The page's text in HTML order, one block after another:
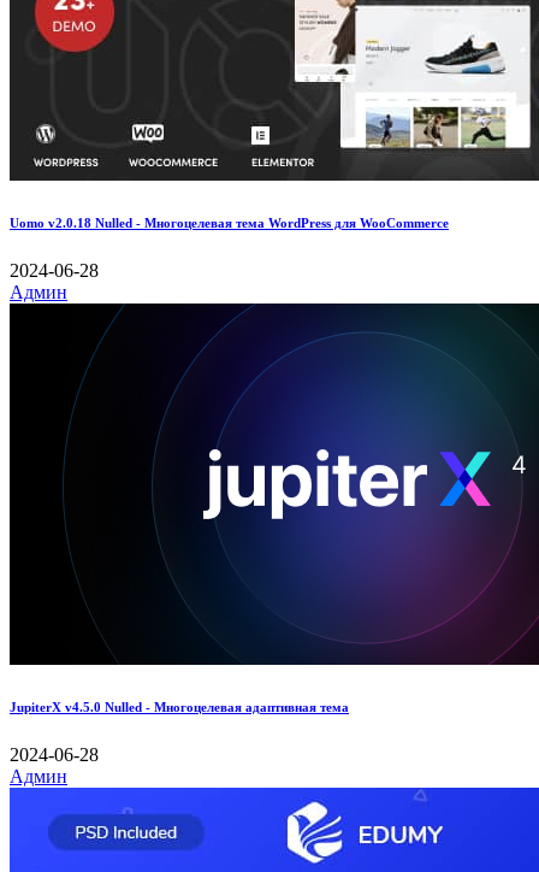
Uomo v2.0.18 Nulled - Многоцелевая тема WordPress для WooCommerce
2024-06-28
Админ
JupiterX v4.5.0 Nulled - Многоцелевая адаптивная тема
2024-06-28
Админ